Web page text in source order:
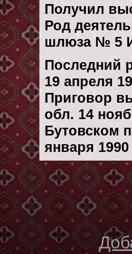
Получил
Род
шлюза № 5
Последний
19 апреля
Приговор
обл. 14
Бутовском
января